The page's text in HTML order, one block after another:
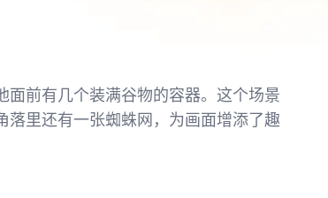
前有几个装满谷物的容器。这个场景
里还有一张蜘蛛网，为画面增添了趣